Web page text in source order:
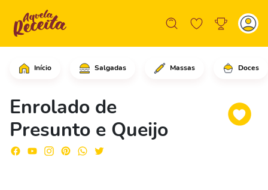
Início Salgadas Massas Doces
Enrolado de
Presunto e Queijo
Em um refratário, despeje o leite